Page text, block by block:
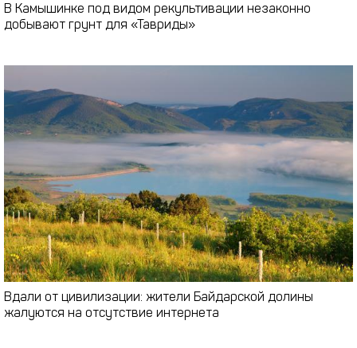
В Камышинке под видом рекультивации незаконно
добывают грунт для «Тавриды»
Вдали от цивилизации: жители Байдарской долины
жалуются на отсутствие интернета